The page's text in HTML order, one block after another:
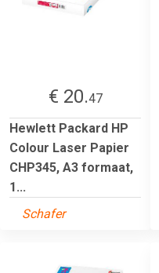
€ 20.47
Hewlett Packard HP
Colour Laser Papier
CHP345, A3 formaat,
1...
Schafer